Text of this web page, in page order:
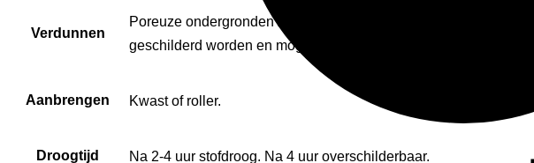
Verdunnen
Poreuze ondergronden zoals hout of gips moeten een
geschilderd worden en mogen pas warm worden nadat de verf
Aanbrengen Kwast of roller.
Droogtijd Na 2-4 uur stofdroog. Na 4 uur overschilderbaar.